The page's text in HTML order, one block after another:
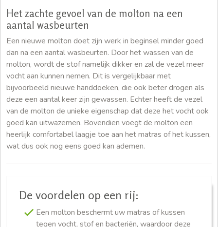
Het zachte gevoel van de molton na een
aantal wasbeurten
Een nieuwe molton doet zijn werk in beginsel minder goed
dan na een aantal wasbeurten. Door het wassen van de
molton, wordt de stof namelijk dikker en zal de vezel meer
vocht aan kunnen nemen. Dit is vergelijkbaar met
bijvoorbeeld nieuwe handdoeken, die ook beter drogen als
deze een aantal keer zijn gewassen. Echter heeft de vezel
van de molton de unieke eigenschap dat deze het vocht ook
goed kan uitwazemen. Bovendien voegt de molton een
heerlijk comfortabel laagje toe aan het matras of het kussen,
wat dus ook nog eens goed kan ademen.
De voordelen op een rij:
Een molton beschermt uw matras of kussen
tegen vocht, stof en bacteriën, waardoor deze